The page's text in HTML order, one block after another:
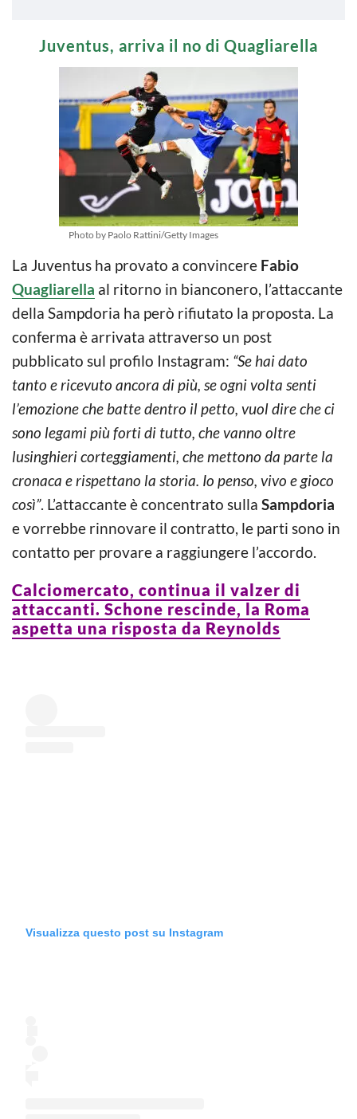
Juventus, arriva il no di Quagliarella
Photo by Paolo Rattini/Getty Images
La Juventus ha provato a convincere Fabio
Quagliarella al ritorno in bianconero, l’attaccante
della Sampdoria ha però rifiutato la proposta. La
conferma è arrivata attraverso un post
pubblicato sul profilo Instagram: “Se hai dato
tanto e ricevuto ancora di più, se ogni volta senti
l’emozione che batte dentro il petto, vuol dire che ci
sono legami più forti di tutto, che vanno oltre
lusinghieri corteggiamenti, che mettono da parte la
cronaca e rispettano la storia. Io penso, vivo e gioco
così”. L’attaccante è concentrato sulla Sampdoria
e vorrebbe rinnovare il contratto, le parti sono in
contatto per provare a raggiungere l’accordo.
Calciomercato, continua il valzer di
attaccanti. Schone rescinde, la Roma
aspetta una risposta da Reynolds
Visualizza questo post su Instagram